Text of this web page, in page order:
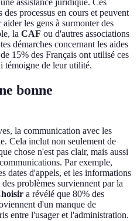
assistance juridique. Ces
processus en cours et peuvent
les gens à surmonter des
la CAF ou d'autres associations
démarches concernant les aides
15% des Français ont utilisé ces
témoigne de leur utilité.
bonne
la communication avec les
Cela inclut non seulement de
chose n'est pas clair, mais aussi
Par exemple,
dates d'appels, et les informations
problèmes surviennent par la
a révélé que 80% des
d'un manque de
entre l'usager et l'administration.